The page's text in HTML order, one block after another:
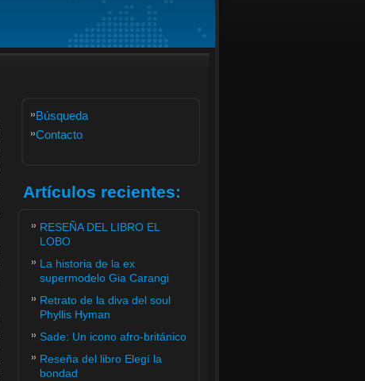
Búsqueda
Contacto
Artículos recientes:
RESEÑA DEL LIBRO EL
LOBO
La historia de la ex
supermodelo Gia Carangi
Retrato de la diva del soul
Phyllis Hyman
Sade: Un icono afro-británico
Reseña del libro Elegí la
bondad